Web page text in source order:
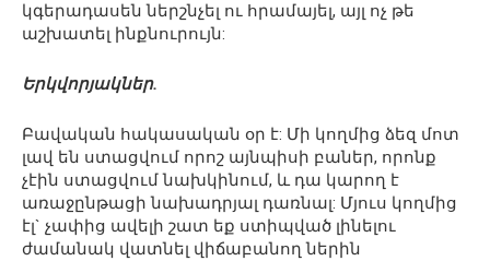
կգերադասեն ներշնչել ու հրամայել, այլ ոչ թե
աշխատել ինքնուրույն:
Երկվորյակներ.
Բավական հակասական օր է: Մի կողմից ձեզ մոտ
լավ են ստացվում որոշ այնպիսի բաներ, որոնք
չէին ստացվում նախկինում, և դա կարող է
առաջընթացի նախադրյալ դառնալ: Մյուս կողմից
էլ` չափից ավելի շատ եք ստիպված լինելու
ժամանակ վատնել վիճաբանող ներին